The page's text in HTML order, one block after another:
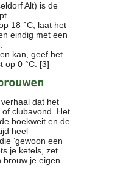
Alt) is de
18 °C, laat het
eindig met een
kan, geef het
op 0 °C. [3]
dat het
clubavond. Het
boekweit en de
heel
‘gewoon een
je ketels, zet
brouw je eigen